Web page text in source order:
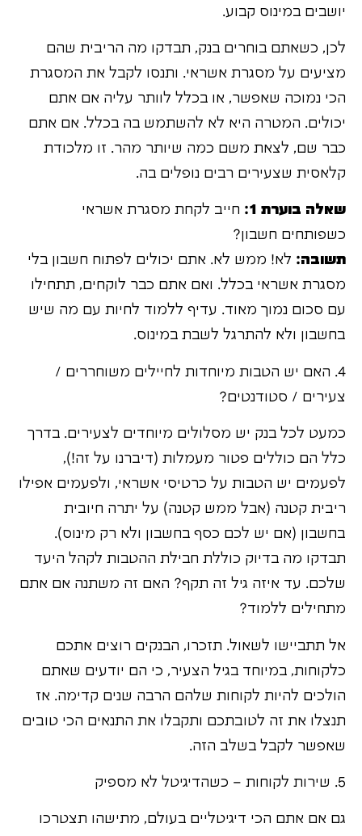
יושבים במינוס קבוע.
לכן, כשאתם בוחרים בנק, תבדקו מה הריבית שהם
מציעים על מסגרת אשראי. ותנסו לקבל את המסגרת
הכי נמוכה שאפשר, או בכלל לוותר עליה אם אתם
יכולים. המטרה היא לא להשתמש בה בכלל. אם אתם
כבר שם, לצאת משם כמה שיותר מהר. זו מלכודת
קלאסית שצעירים רבים נופלים בה.
שאלה בוערת 1:
חייב לקחת מסגרת אשראי
כשפותחים חשבון?
תשובה: לא! ממש לא. אתם יכולים לפתוח חשבון בלי
מסגרת אשראי בכלל. ואם אתם כבר לוקחים, תתחילו
עם סכום נמוך מאוד. עדיף ללמוד לחיות עם מה שיש
בחשבון ולא להתרגל לשבת במינוס.
4. האם יש הטבות מיוחדות לחיילים משוחררים /
צעירים / סטודנטים?
כמעט לכל בנק יש מסלולים מיוחדים לצעירים. בדרך
כלל הם כוללים פטור מעמלות (דיברנו על זה!),
לפעמים יש הטבות על כרטיסי אשראי, ולפעמים אפילו
ריבית קטנה (אבל ממש קטנה) על יתרה חיובית
בחשבון (אם יש לכם כסף בחשבון ולא רק מינוס).
תבדקו מה בדיוק כוללת חבילת ההטבות לקהל היעד
שלכם. עד איזה גיל זה תקף? האם זה משתנה אם אתם
מתחילים ללמוד?
אל תתביישו לשאול. תזכרו, הבנקים רוצים אתכם
כלקוחות, במיוחד בגיל הצעיר, כי הם יודעים שאתם
הולכים להיות לקוחות שלהם הרבה שנים קדימה. אז
תנצלו את זה לטובתכם ותקבלו את התנאים הכי טובים
שאפשר לקבל בשלב הזה.
5. שירות לקוחות – כשהדיגיטל לא מספיק
גם אם אתם הכי דיגיטליים בעולם, מתישהו תצטרכו